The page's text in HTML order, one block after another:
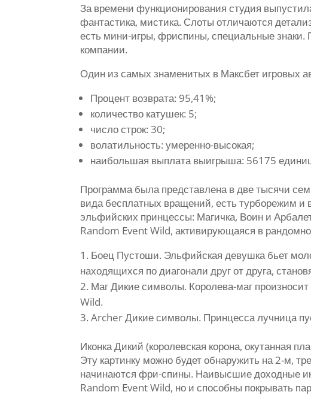
За времени функционирования студия
фантастика, мистика. Слоты отличаются
есть мини-игры, фриспины, специальные знаки.
компании.
Один из самых знаменитых в Максбет игровых
Процент возврата: 95,41%;
количество катушек: 5;
число строк: 30;
волатильность: умеренно-высокая;
наибольшая выплата выигрыша: 56175
Программа была представлена в две тысячи
вида бесплатных вращений, есть турборежим и
эльфийских принцессы: Магичка, Воин и
Random Event Wild, активирующаяся в
Боец Пустоши. Эльфийская девушка бьет
находящихся по диагонали друг от друга,
Маг Дикие символы. Королева-маг
Wild.
Archer Дикие символы. Принцесса лучница
Иконка Дикий (королевская корона, окутанная
Эту картинку можно будет обнаружить на 2-м,
начинаются фри-спины. Наивысшие доходные
Random Event Wild, но и способны покрывать